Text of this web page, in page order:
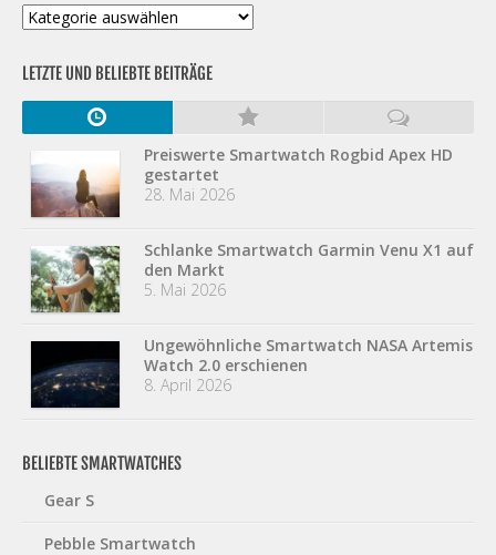
Kategorien
LETZTE UND BELIEBTE BEITRÄGE
Preiswerte Smartwatch Rogbid Apex HD
gestartet
28. Mai 2026
Schlanke Smartwatch Garmin Venu X1 auf
den Markt
5. Mai 2026
Ungewöhnliche Smartwatch NASA Artemis
Watch 2.0 erschienen
8. April 2026
BELIEBTE SMARTWATCHES
Gear S
Pebble Smartwatch